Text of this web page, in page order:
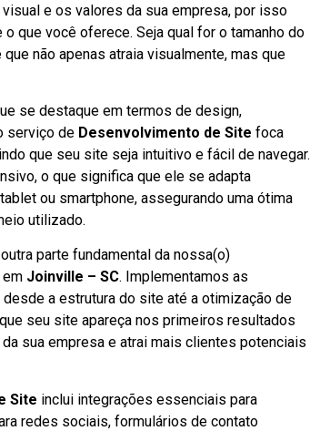
e os valores da sua empresa, por isso
que você oferece. Seja qual for o tamanho do
não apenas atraia visualmente, mas que
se destaque em termos de design,
serviço de Desenvolvimento de Site foca
que seu site seja intuitivo e fácil de navegar.
o que significa que ele se adapta
ou smartphone, assegurando uma ótima
utilizado.
parte fundamental da nossa(o)
em Joinville – SC. Implementamos as
a estrutura do site até a otimização de
seu site apareça nos primeiros resultados
sua empresa e atrai mais clientes potenciais
Site inclui integrações essenciais para
redes sociais, formulários de contato